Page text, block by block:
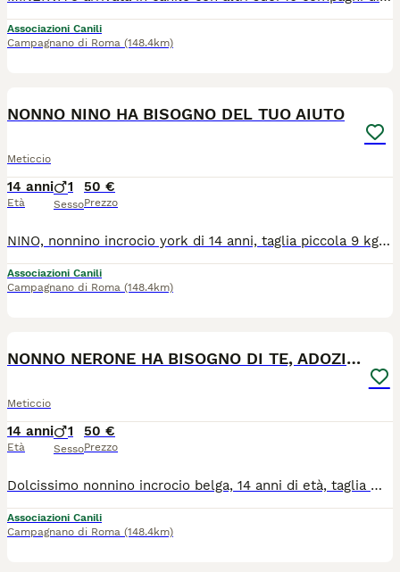
Associazioni Canili
Campagnano di Roma (148.4km)
NONNO NINO HA BISOGNO DEL TUO AIUTO
Meticcio
14 anni
Età
1
Sesso
50 €
Prezzo
NINO, nonnino incrocio york di 14 anni, taglia piccola 9 kg di peso. Nino rimasto solo al mondo, dopo che il suo umano si è trasferito e lo ha abbandonato nella casa in cui vivevano. Va d'accordo con I suoi simili e sa andare a guinzaglio. Nel complesso Nino sta bene, è stato sottoposto a scrupolosa visita veterinaria, ha fatto le analisi che non sono male per la sua età, ha fatto anche l'ecografia ed è risultato tutto a posto anche il suo cuoricino ed è stato sterilizzato. Nino non meriterebbe di finire la sua vita dietro le sbarre e noi ci speriamo sempre, intanto chiediamo un'adozione a distanza.
Associazioni Canili
Campagnano di Roma (148.4km)
NONNO NERONE HA BISOGNO DI TE, ADOZIONE A DISTANZA
Meticcio
14 anni
Età
1
Sesso
50 €
Prezzo
Dolcissimo nonnino incrocio belga, 14 anni di età, taglia media 25 kg di peso. Nerone insieme ai suoi fratelli è stato portato circa 2 anni fa presso il nostro rifugio con la promessa di venire al più presto a riprenderli, provvedendo al loro mantenimento. Solo per uno di loro abbiamo trovato adozione, mentre per Noè e Nerone il nulla. Nerone ama ricevere coccole ed è ancora molto fiducioso nei confronti degli umani. Adora fare passeggiate ed è un cane che non dimostra la sua età è molto allegro e giocoso. Ci rendiamo conto che chiediamo un vero miracolo... intanto chiediamo almeno un'adozione a distanza. Nerone è in regola con l'iter sanitario, è sterilizzato e negativo alla leishmania.
Associazioni Canili
Campagnano di Roma (148.4km)